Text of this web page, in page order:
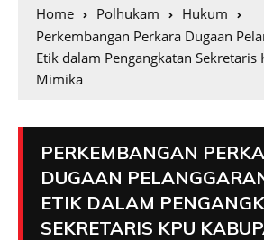
Home Polhukam
Hukum
Perkembangan Perkara Dugaan
Etik dalam Pengangkatan Sekretaris
Mimika
PERKEMBANGAN
DUGAAN
ETIK DALAM
SEKRETARIS KPU